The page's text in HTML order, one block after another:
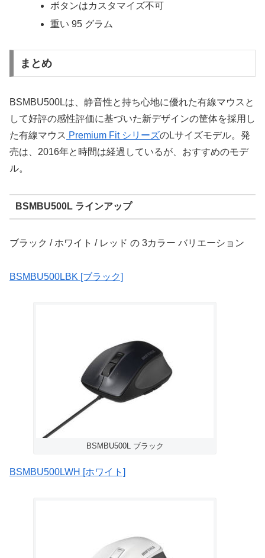
ボタンはカスタマイズ不可
重い 95 グラム
まとめ
BSMBU500Lは、静音性と持ち心地に優れた有線マウスと
して好評の感性評価に基づいた新デザインの筐体を採用し
た有線マウス Premium Fit シリーズのLサイズモデル。発
売は、2016年と時間は経過しているが、おすすめのモデ
ル。
BSMBU500L ラインアップ
ブラック / ホワイト / レッド の 3カラー バリエーション
BSMBU500LBK [ブラック]
BSMBU500L ブラック
BSMBU500LWH [ホワイト]